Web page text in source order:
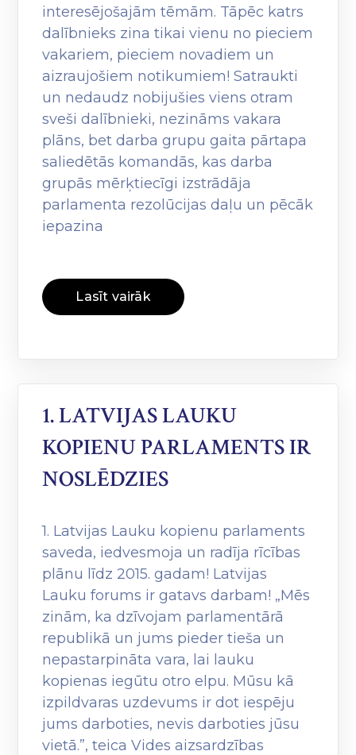
interesējošajām tēmām. Tāpēc katrs
dalībnieks zina tikai vienu no pieciem
vakariem, pieciem novadiem un
aizraujošiem notikumiem! Satraukti
un nedaudz nobijušies viens otram
sveši dalībnieki, nezināms vakara
plāns, bet darba grupu gaita pārtapa
saliedētās komandās, kas darba
grupās mērķtiecīgi izstrādāja
parlamenta rezolūcijas daļu un pēcāk
iepazina
Lasīt vairāk
1. LATVIJAS LAUKU
KOPIENU PARLAMENTS IR
NOSLĒDZIES
1. Latvijas Lauku kopienu parlaments
saveda, iedvesmoja un radīja rīcības
plānu līdz 2015. gadam! Latvijas
Lauku forums ir gatavs darbam! „Mēs
zinām, ka dzīvojam parlamentārā
republikā un jums pieder tieša un
nepastarpināta vara, lai lauku
kopienas iegūtu otro elpu. Mūsu kā
izpildvaras uzdevums ir dot iespēju
jums darboties, nevis darboties jūsu
vietā.”, teica Vides aizsardzības